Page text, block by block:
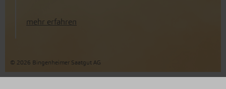
mehr erfahren
© 2026 Bingenheimer Saatgut AG